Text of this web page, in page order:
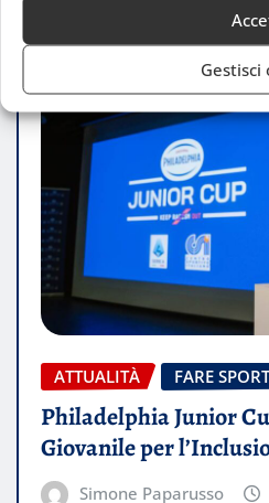
Gestisci
ATTUALITÀ FARE SPORT
Philadelphia Junior
Giovanile per
Simone Paparusso